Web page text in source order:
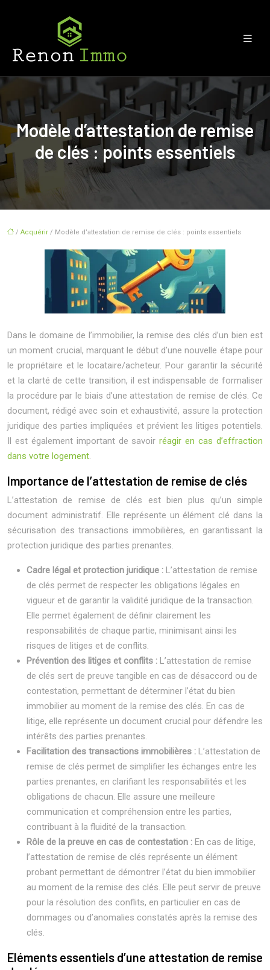
Modèle d’attestation de remise
de clés : points essentiels
/ Acquérir / Modèle d’attestation de remise de clés : points essentiels
Dans le domaine de l’immobilier, la remise des clés d’un bien est
un moment crucial, marquant le début d’une nouvelle étape pour
le propriétaire et le locataire/acheteur. Pour garantir la sécurité
et la clarté de cette transition, il est indispensable de formaliser
la procédure par le biais d’une attestation de remise de clés. Ce
document, rédigé avec soin et exhaustivité, assure la protection
juridique des parties impliquées et prévient les litiges potentiels.
Il est également important de savoirréagir en cas d’effraction
dans votre logement.
Importance de l’attestation de remise de clés
L’attestation de remise de clés est bien plus qu’un simple
document administratif. Elle représente un élément clé dans la
sécurisation des transactions immobilières, en garantissant la
protection juridique des parties prenantes.
Cadre légal et protection juridique : L’attestation de remise
de clés permet de respecter les obligations légales en
vigueur et de garantir la validité juridique de la transaction.
Elle permet également de définir clairement les
responsabilités de chaque partie, minimisant ainsi les
risques de litiges et de conflits.
Prévention des litiges et conflits : L’attestation de remise
de clés sert de preuve tangible en cas de désaccord ou de
contestation, permettant de déterminer l’état du bien
immobilier au moment de la remise des clés. En cas de
litige, elle représente un document crucial pour défendre les
intérêts des parties prenantes.
Facilitation des transactions immobilières : L’attestation de
remise de clés permet de simplifier les échanges entre les
parties prenantes, en clarifiant les responsabilités et les
obligations de chacun. Elle assure une meilleure
communication et compréhension entre les parties,
contribuant à la fluidité de la transaction.
Rôle de la preuve en cas de contestation : En cas de litige,
l’attestation de remise de clés représente un élément
probant permettant de démontrer l’état du bien immobilier
au moment de la remise des clés. Elle peut servir de preuve
pour la résolution des conflits, en particulier en cas de
dommages ou d’anomalies constatés après la remise des
clés.
Eléments essentiels d’une attestation de remise